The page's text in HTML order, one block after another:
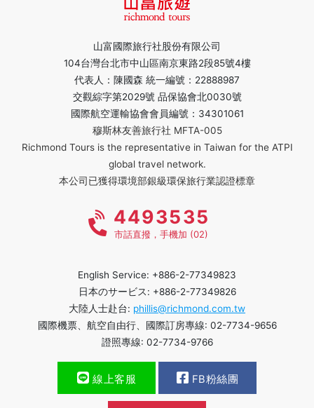
山富國際旅行社股份有限公司
104台灣台北市中山區南京東路2段85號4樓
代表人：陳國森 統一編號：22888987
交觀綜字第2029號 品保協會北0030號
國際航空運輸協會會員編號：34301061
穆斯林友善旅行社 MFTA-005
Richmond Tours is the representative in Taiwan for the ATPI
global travel network.
本公司已獲得環境部銀級環保旅行業認證標章
4493535
市話直撥，手機加 (02)
English Service: +886-2-77349823
日本のサービス: +886-2-77349826
大陸人士赴台: phillis@richmond.com.tw
國際機票、航空自由行、國際訂房專線: 02-7734-9656
證照專線: 02-7734-9766
線上客服 FB粉絲團